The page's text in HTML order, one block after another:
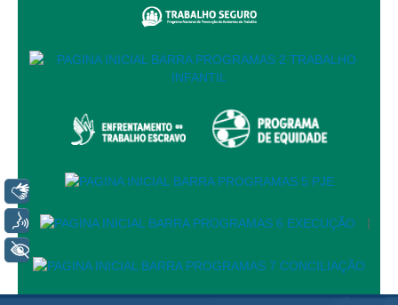
Comitês
Comitê Gestor Regional do PJe
Comitê Gestor Regional do e-Gestão e de Tabelas
Processuais Unificadas
Comissão Regional de Pesquisa Judiciária e Ciência de
Comissão de Ética
|
Libras
Voz